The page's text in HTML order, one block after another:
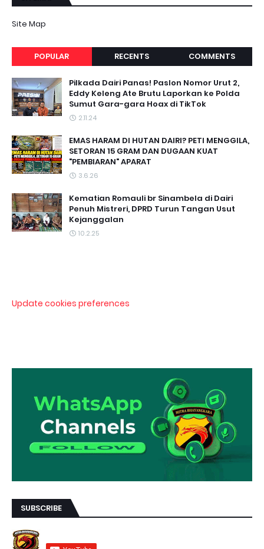
Site Map
POPULAR RECENTS COMMENTS
Pilkada Dairi Panas! Paslon Nomor Urut 2,
Eddy Keleng Ate Brutu Laporkan ke Polda
Sumut Gara-gara Hoax di TikTok
2.11.24
EMAS HARAM DI HUTAN DAIRI? PETI MENGGILA,
SETORAN 15 GRAM DAN DUGAAN KUAT
"PEMBIARAN" APARAT
3.6.26
Kematian Romauli br Sinambela di Dairi
Penuh Mistreri, DPRD Turun Tangan Usut
Kejanggalan
10.2.25
Update cookies preferences
SUBSCRIBE